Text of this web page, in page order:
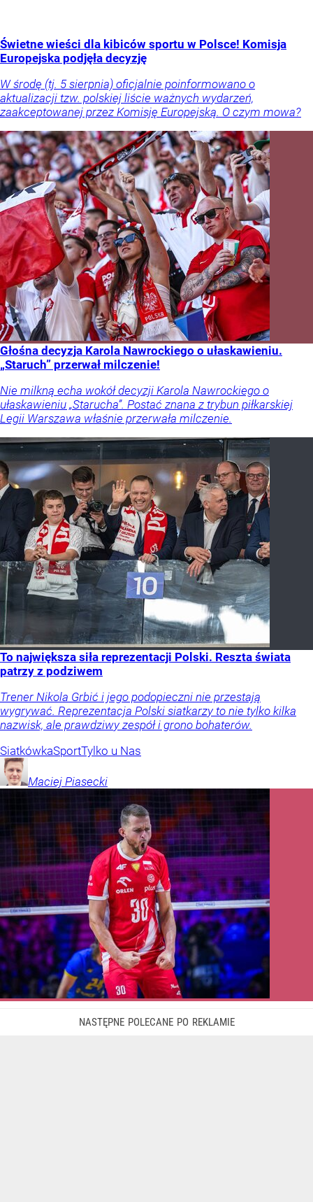
Świetne wieści dla kibiców sportu w Polsce! Komisja
Europejska podjęła decyzję
W środę (tj. 5 sierpnia) oficjalnie poinformowano o
aktualizacji tzw. polskiej liście ważnych wydarzeń,
zaakceptowanej przez Komisję Europejską. O czym mowa?
Głośna decyzja Karola Nawrockiego o ułaskawieniu.
„Staruch” przerwał milczenie!
Nie milkną echa wokół decyzji Karola Nawrockiego o
ułaskawieniu „Starucha”. Postać znana z trybun piłkarskiej
Legii Warszawa właśnie przerwała milczenie.
To największa siła reprezentacji Polski. Reszta świata
patrzy z podziwem
Trener Nikola Grbić i jego podopieczni nie przestają
wygrywać. Reprezentacja Polski siatkarzy to nie tylko kilka
nazwisk, ale prawdziwy zespół i grono bohaterów.
SiatkówkaSportTylko u Nas
Maciej Piasecki